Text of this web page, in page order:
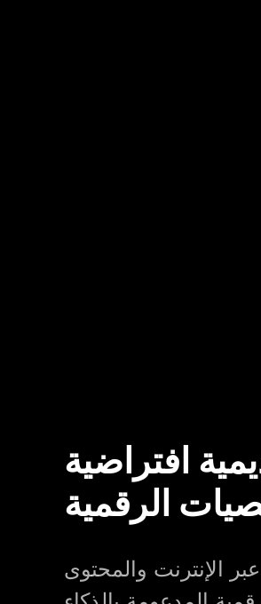
افتراضية
الرقمية
الإنترنت والمحتوى